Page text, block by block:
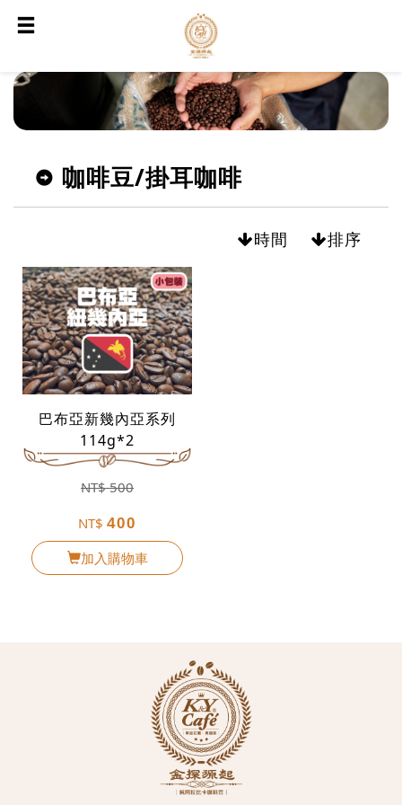
咖啡豆/掛耳咖啡
時間 排序
巴布亞新幾內亞系列
114g*2
NT$500
NT$ 400
加入購物車